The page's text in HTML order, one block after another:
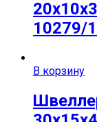
10279/
В корзину